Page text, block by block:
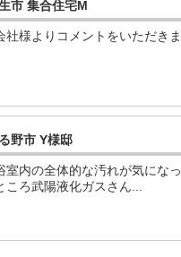
市 集合住宅M
社様よりコメントをいただきま
野市 Y様邸
室内の全体的な汚れが気になっ
ころ武陽液化ガスさん...